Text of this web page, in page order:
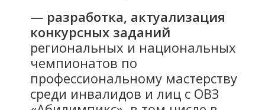
— разработка, актуализация
конкурсных заданий
региональных и национальных
чемпионатов по
профессиональному мастерству
среди инвалидов и лиц с ОВЗ